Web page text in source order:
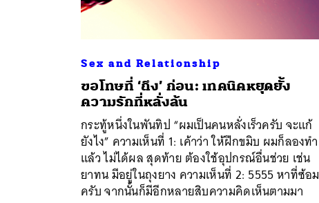
Sex and Relationship
ขอโทษที่ ‘ถึง’ ก่อน: เทคนิคหยุดยั้ง
ความรักที่หลั่งล้น
กระทู้หนึ่งในพันทิป “ผมเป็นคนหลั่งเร็วครับ จะแก้
ยังไง” ความเห็นที่ 1: เค้าว่า ให้ฝึกขมิบ ผมก็ลองทำ
แล้ว ไม่ได้ผล สุดท้าย ต้องใช้อุปกรณ์อื่นช่วย เช่น
ยาทน มีอยู่ในถุงยาง ความเห็นที่ 2: 5555 หาที่ซ้อม
ครับ จากนั้นก็มีอีกหลายสิบความคิดเห็นตามมา